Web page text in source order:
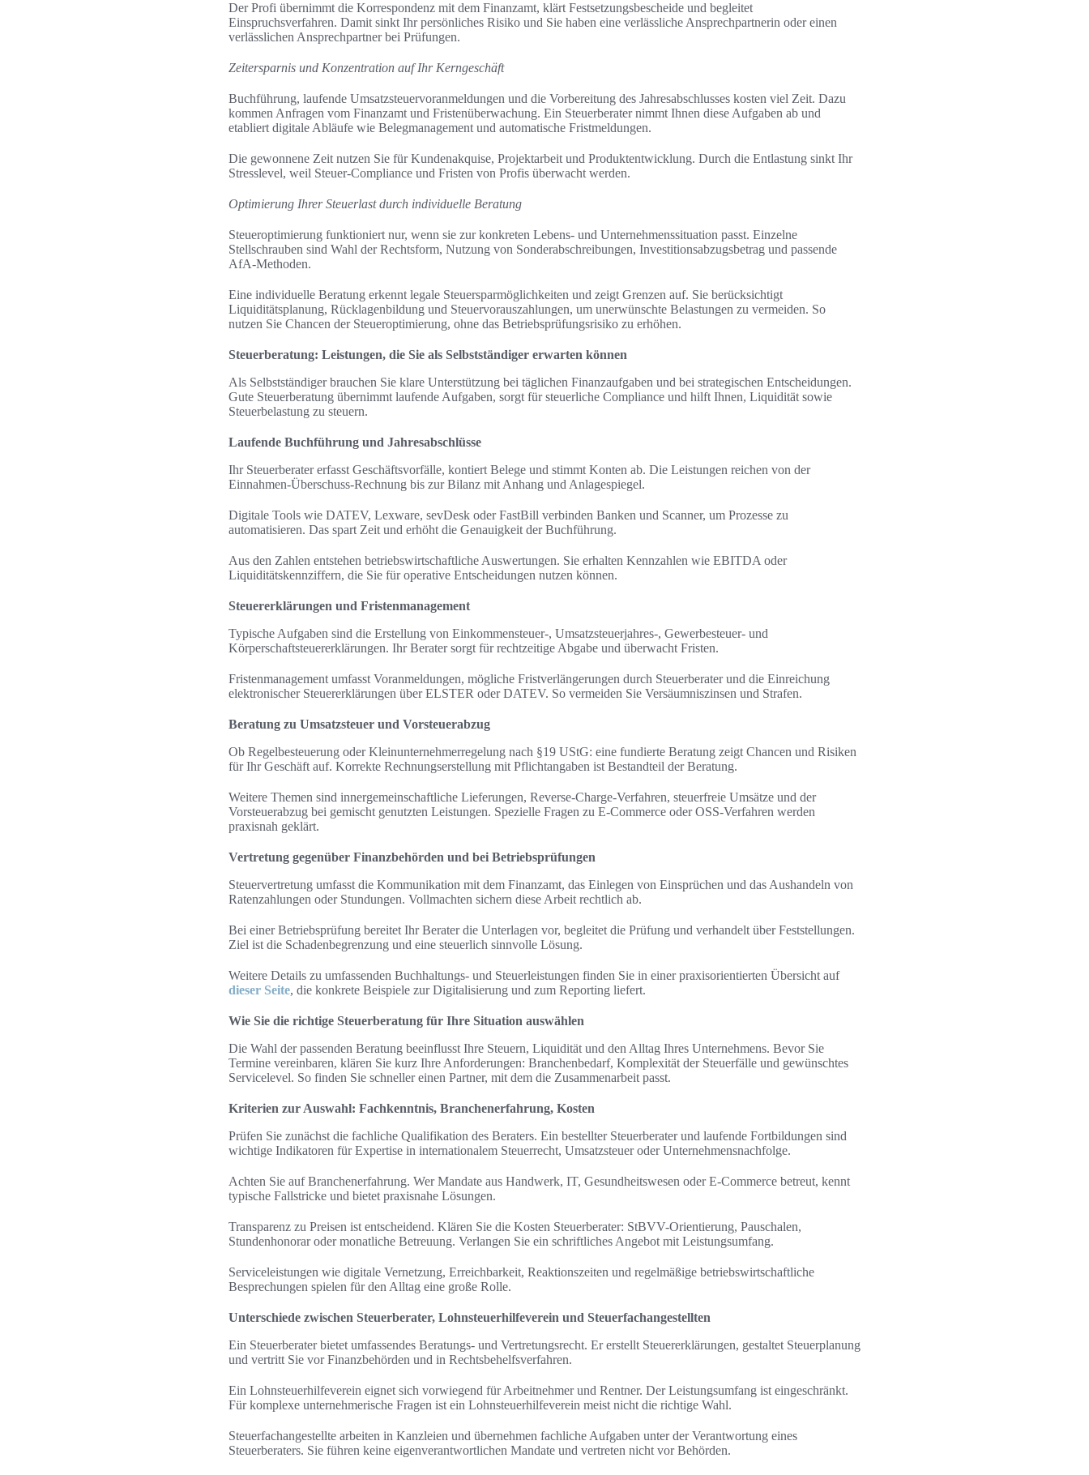
Der Profi übernimmt die Korrespondenz mit dem Finanzamt, klärt Festsetzungsbescheide und begleitet
Einspruchsverfahren. Damit sinkt Ihr persönliches Risiko und Sie haben eine verlässliche Ansprechpartnerin oder einen
verlässlichen Ansprechpartner bei Prüfungen.
Zeitersparnis und Konzentration auf Ihr Kerngeschäft
Buchführung, laufende Umsatzsteuervoranmeldungen und die Vorbereitung des Jahresabschlusses kosten viel Zeit. Dazu
kommen Anfragen vom Finanzamt und Fristenüberwachung. Ein Steuerberater nimmt Ihnen diese Aufgaben ab und
etabliert digitale Abläufe wie Belegmanagement und automatische Fristmeldungen.
Die gewonnene Zeit nutzen Sie für Kundenakquise, Projektarbeit und Produktentwicklung. Durch die Entlastung sinkt Ihr
Stresslevel, weil Steuer-Compliance und Fristen von Profis überwacht werden.
Optimierung Ihrer Steuerlast durch individuelle Beratung
Steueroptimierung funktioniert nur, wenn sie zur konkreten Lebens- und Unternehmenssituation passt. Einzelne
Stellschrauben sind Wahl der Rechtsform, Nutzung von Sonderabschreibungen, Investitionsabzugsbetrag und passende
AfA-Methoden.
Eine individuelle Beratung erkennt legale Steuersparmöglichkeiten und zeigt Grenzen auf. Sie berücksichtigt
Liquiditätsplanung, Rücklagenbildung und Steuervorauszahlungen, um unerwünschte Belastungen zu vermeiden. So
nutzen Sie Chancen der Steueroptimierung, ohne das Betriebsprüfungsrisiko zu erhöhen.
Steuerberatung: Leistungen, die Sie als Selbstständiger erwarten können
Als Selbstständiger brauchen Sie klare Unterstützung bei täglichen Finanzaufgaben und bei strategischen Entscheidungen.
Gute Steuerberatung übernimmt laufende Aufgaben, sorgt für steuerliche Compliance und hilft Ihnen, Liquidität sowie
Steuerbelastung zu steuern.
Laufende Buchführung und Jahresabschlüsse
Ihr Steuerberater erfasst Geschäftsvorfälle, kontiert Belege und stimmt Konten ab. Die Leistungen reichen von der
Einnahmen-Überschuss-Rechnung bis zur Bilanz mit Anhang und Anlagespiegel.
Digitale Tools wie DATEV, Lexware, sevDesk oder FastBill verbinden Banken und Scanner, um Prozesse zu
automatisieren. Das spart Zeit und erhöht die Genauigkeit der Buchführung.
Aus den Zahlen entstehen betriebswirtschaftliche Auswertungen. Sie erhalten Kennzahlen wie EBITDA oder
Liquiditätskennziffern, die Sie für operative Entscheidungen nutzen können.
Steuererklärungen und Fristenmanagement
Typische Aufgaben sind die Erstellung von Einkommensteuer-, Umsatzsteuerjahres-, Gewerbesteuer- und
Körperschaftsteuererklärungen. Ihr Berater sorgt für rechtzeitige Abgabe und überwacht Fristen.
Fristenmanagement umfasst Voranmeldungen, mögliche Fristverlängerungen durch Steuerberater und die Einreichung
elektronischer Steuererklärungen über ELSTER oder DATEV. So vermeiden Sie Versäumniszinsen und Strafen.
Beratung zu Umsatzsteuer und Vorsteuerabzug
Ob Regelbesteuerung oder Kleinunternehmerregelung nach §19 UStG: eine fundierte Beratung zeigt Chancen und Risiken
für Ihr Geschäft auf. Korrekte Rechnungserstellung mit Pflichtangaben ist Bestandteil der Beratung.
Weitere Themen sind innergemeinschaftliche Lieferungen, Reverse-Charge-Verfahren, steuerfreie Umsätze und der
Vorsteuerabzug bei gemischt genutzten Leistungen. Spezielle Fragen zu E-Commerce oder OSS-Verfahren werden
praxisnah geklärt.
Vertretung gegenüber Finanzbehörden und bei Betriebsprüfungen
Steuervertretung umfasst die Kommunikation mit dem Finanzamt, das Einlegen von Einsprüchen und das Aushandeln von
Ratenzahlungen oder Stundungen. Vollmachten sichern diese Arbeit rechtlich ab.
Bei einer Betriebsprüfung bereitet Ihr Berater die Unterlagen vor, begleitet die Prüfung und verhandelt über Feststellungen.
Ziel ist die Schadenbegrenzung und eine steuerlich sinnvolle Lösung.
Weitere Details zu umfassenden Buchhaltungs- und Steuerleistungen finden Sie in einer praxisorientierten Übersicht auf
dieser Seite, die konkrete Beispiele zur Digitalisierung und zum Reporting liefert.
Wie Sie die richtige Steuerberatung für Ihre Situation auswählen
Die Wahl der passenden Beratung beeinflusst Ihre Steuern, Liquidität und den Alltag Ihres Unternehmens. Bevor Sie
Termine vereinbaren, klären Sie kurz Ihre Anforderungen: Branchenbedarf, Komplexität der Steuerfälle und gewünschtes
Servicelevel. So finden Sie schneller einen Partner, mit dem die Zusammenarbeit passt.
Kriterien zur Auswahl: Fachkenntnis, Branchenerfahrung, Kosten
Prüfen Sie zunächst die fachliche Qualifikation des Beraters. Ein bestellter Steuerberater und laufende Fortbildungen sind
wichtige Indikatoren für Expertise in internationalem Steuerrecht, Umsatzsteuer oder Unternehmensnachfolge.
Achten Sie auf Branchenerfahrung. Wer Mandate aus Handwerk, IT, Gesundheitswesen oder E‑Commerce betreut, kennt
typische Fallstricke und bietet praxisnahe Lösungen.
Transparenz zu Preisen ist entscheidend. Klären Sie die Kosten Steuerberater: StBVV-Orientierung, Pauschalen,
Stundenhonorar oder monatliche Betreuung. Verlangen Sie ein schriftliches Angebot mit Leistungsumfang.
Serviceleistungen wie digitale Vernetzung, Erreichbarkeit, Reaktionszeiten und regelmäßige betriebswirtschaftliche
Besprechungen spielen für den Alltag eine große Rolle.
Unterschiede zwischen Steuerberater, Lohnsteuerhilfeverein und Steuerfachangestellten
Ein Steuerberater bietet umfassendes Beratungs- und Vertretungsrecht. Er erstellt Steuererklärungen, gestaltet Steuerplanung
und vertritt Sie vor Finanzbehörden und in Rechtsbehelfsverfahren.
Ein Lohnsteuerhilfeverein eignet sich vorwiegend für Arbeitnehmer und Rentner. Der Leistungsumfang ist eingeschränkt.
Für komplexe unternehmerische Fragen ist ein Lohnsteuerhilfeverein meist nicht die richtige Wahl.
Steuerfachangestellte arbeiten in Kanzleien und übernehmen fachliche Aufgaben unter der Verantwortung eines
Steuerberaters. Sie führen keine eigenverantwortlichen Mandate und vertreten nicht vor Behörden.